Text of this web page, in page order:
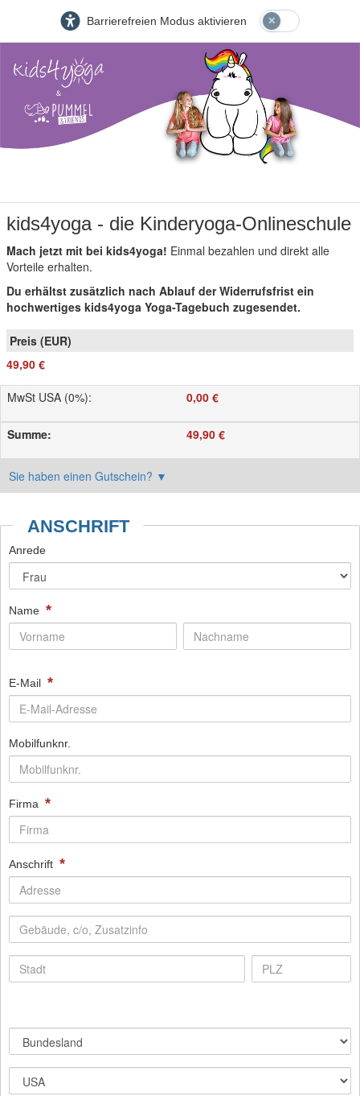
Barrierefreien Modus aktivieren
kids4yoga - die Kinderyoga-Onlineschule
Mach jetzt mit bei kids4yoga! Einmal bezahlen und direkt alle
Vorteile erhalten.
Du erhältst zusätzlich nach Ablauf der Widerrufsfrist ein
hochwertiges kids4yoga Yoga-Tagebuch zugesendet.
49,90 €
MwSt USA (0%): 0,00 €
Summe: 49,90 €
Sie haben einen Gutschein? ▼
ANSCHRIFT
Anrede
Name *
E-Mail *
Mobilfunknr.
Firma *
Anschrift *